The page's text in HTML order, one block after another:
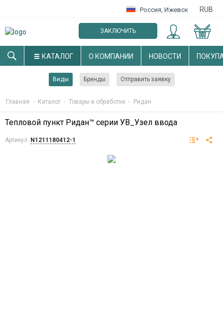
Россия, Ижевск RUB
ЗАКЛЮЧИТЬ
ОПТОВЫЙ ДОГОВОР
КАТАЛОГ О КОМПАНИИ НОВОСТИ
Виды Бренды Отправить заявку
Главная - Каталог - Товары в обработке - Ридан
Тепловой пункт Ридан™ серии УВ_Узел ввода
Артикул: N1211180412-1